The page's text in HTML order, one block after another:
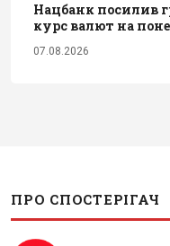
Нацбанк посилив
курс валют на
07.08.2026
ПРО СПОСТЕРІГАЧ